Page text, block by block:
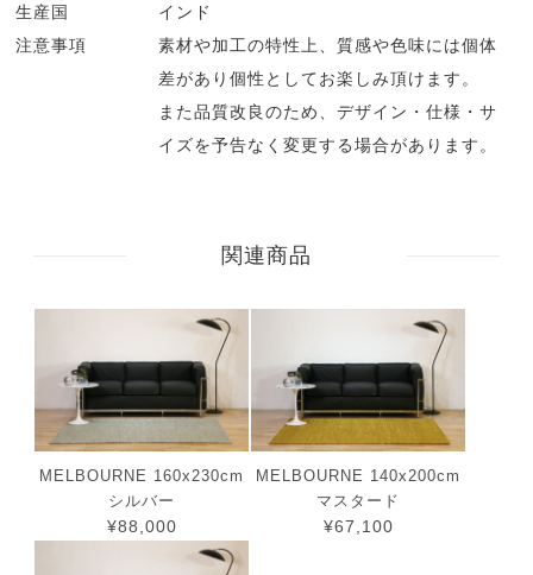
生産国
インド
注意事項
素材や加工の特性上、質感や色味には個体
差があり個性としてお楽しみ頂けます。
また品質改良のため、デザイン・仕様・サ
イズを予告なく変更する場合があります。
関連商品
MELBOURNE 160x230cm
シルバー
¥88,000
MELBOURNE 140x200cm
マスタード
¥67,100